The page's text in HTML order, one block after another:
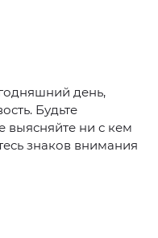
день,
Будьте
выясняйте ни с кем
знаков внимания